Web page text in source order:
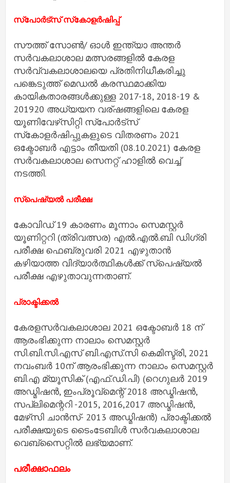
സ്‌പോര്‍ട്‌സ് സ്‌കോളര്‍ഷിപ്പ്
സൗത്ത് സോണ്‍/ ഓള്‍ ഇന്ത്യാ അന്തര്‍
സര്‍വകലാശാല മത്സരങ്ങളില്‍ കേരള
സര്‍വ്വകലാശാലയെ പ്രതിനിധീകരിച്ചു
പങ്കെടുത്ത് മെഡല്‍ കരസ്ഥമാക്കിയ
കായികതാരങ്ങള്‍ക്കുള്ള 2017-18, 2018-19 &
201920 അധ്യയന വര്ഷങ്ങളിലെ കേരള
യൂണിവേഴ്‌സിറ്റി സ്‌പോര്‍ട്‌സ്
സ്‌കോളര്‍ഷിപ്പുകളുടെ വിതരണം 2021
ഒക്ടോബര്‍ എട്ടാം തീയതി (08.10.2021) കേരള
സര്‍വകലാശാല സെനറ്റ് ഹാളില്‍ വെച്ച്
നടത്തി.
സ്‌പെഷ്യല്‍ പരീക്ഷ
കോവിഡ് 19 കാരണം മൂന്നാം സെമസ്റ്റര്‍
യൂണിറ്ററി (ത്രിവത്സര) എല്‍.എല്‍.ബി ഡിഗ്രി
പരീക്ഷ ഫെബ്രുവരി 2021 എഴുതാന്‍
കഴിയാത്ത വിദ്യാര്‍ത്ഥികള്‍ക്ക് സ്‌പെഷ്യല്‍
പരീക്ഷ എഴുതാവുന്നതാണ്.
പ്രാക്ടിക്കല്‍
കേരളസര്‍വകലാശാല 2021 ഒക്ടോബര്‍ 18 ന്
ആരംഭിക്കുന്ന നാലാം സെമസ്റ്റര്‍
സി.ബി.സി.എസ് ബി.എസ്.സി കെമിസ്ട്രി, 2021
നവംബര്‍ 10ന് ആരംഭിക്കുന്ന നാലാം സെമസ്റ്റര്‍
ബി.എ മ്യൂസിക് (എഫ്.ഡി.പി) (റെഗുലര്‍ 2019
അഡ്മിഷന്‍, ഇംപ്രൂവ്‌മെന്റ് 2018 അഡ്മിഷന്‍,
സപ്ലിമെന്ററി -2015, 2016,2017 അഡ്മിഷന്‍,
മേഴ്‌സി ചാന്‍സ്- 2013 അഡ്മിഷന്‍) പ്രാക്ടിക്കല്‍
പരീക്ഷയുടെ ടൈംടേബിള്‍ സര്‍വകലാശാല
വെബ്‌സൈറ്റില്‍ ലഭ്യമാണ്.
പരീക്ഷാഫലം